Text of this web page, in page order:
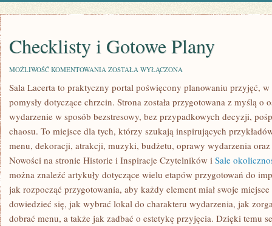
Checklisty i Gotowe Plany
MOŻLIWOŚĆ KOMENTOWANIA CHECKLISTY
GOTOWE
ZOSTAŁA WYŁĄCZONA
Sala Lacerta to praktyczny portal poświęcony planowaniu przyjęć,
pomysły dotyczące chrzcin. Strona została przygotowana z myślą o
wydarzenie w sposób bezstresowy, bez przypadkowych decyzji,
chaosu. To miejsce dla tych, którzy szukają inspirujących
menu, dekoracji, atrakcji, muzyki, budżetu, oprawy wydarzenia oraz
Nowości na stronie Historie i Inspiracje Czytelników i Sale
można znaleźć artykuły dotyczące wielu etapów przygotowań do
jak rozpocząć przygotowania, aby każdy element miał swoje
dowiedzieć się, jak wybrać lokal do charakteru wydarzenia, jak
dobrać menu, a także jak zadbać o estetykę przyjęcia. Dzięki temu